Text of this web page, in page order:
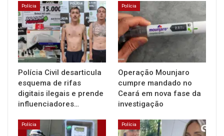
Polícia
Polícia Civil desarticula
esquema de rifas
digitais ilegais e prende
influenciadores…
Polícia
Operação Mounjaro
cumpre mandado no
Ceará em nova fase da
investigação
Polícia Polícia